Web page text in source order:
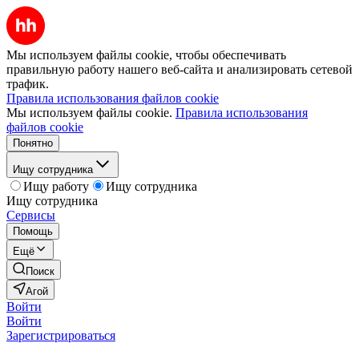
Мы используем файлы cookie, чтобы обеспечивать
правильную работу нашего веб-сайта и анализировать сетевой
трафик.
Правила использования файлов cookie
Мы используем файлы cookie. Правила использования
файлов cookie
Понятно
Ищу сотрудника
Ищу работу
Ищу сотрудника
Ищу сотрудника
Сервисы
Помощь
Ещё
Поиск
Агой
Войти
Войти
Зарегистрироваться